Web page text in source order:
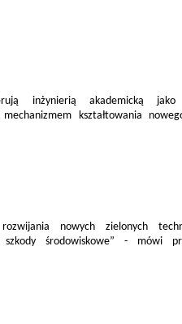
inżynierią akademicką jako
kształtowania
nowych zielonych
środowiskowe” - mówi